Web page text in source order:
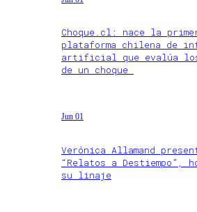
Choque.cl: nace la
plataforma chilena de
artificial que evalúa los
de un choque
Jun 01
Verónica Allamand
“Relatos a Destiempo”,
su linaje